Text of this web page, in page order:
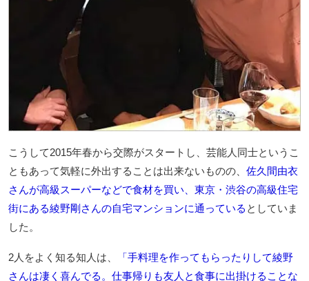
こうして2015年春から交際がスタートし、芸能人同士というこ
ともあって気軽に外出することは出来ないものの、 佐久間由衣
さんが高級スーパーなどで食材を買い、東京・渋谷の高級住宅
街にある綾野剛さんの自宅マンションに通っている としていま
した。
2人をよく知る知人は、
「手料理を作ってもらったりして綾野
さんは凄く喜んでる。仕事帰りも友人と食事に出掛けることな